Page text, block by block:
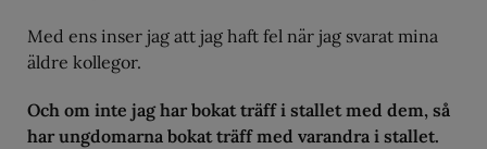
Med ens inser jag att jag haft fel när jag svarat mina
äldre kollegor.
Och om inte jag har bokat träff i stallet med dem, så
har ungdomarna bokat träff med varandra i stallet.